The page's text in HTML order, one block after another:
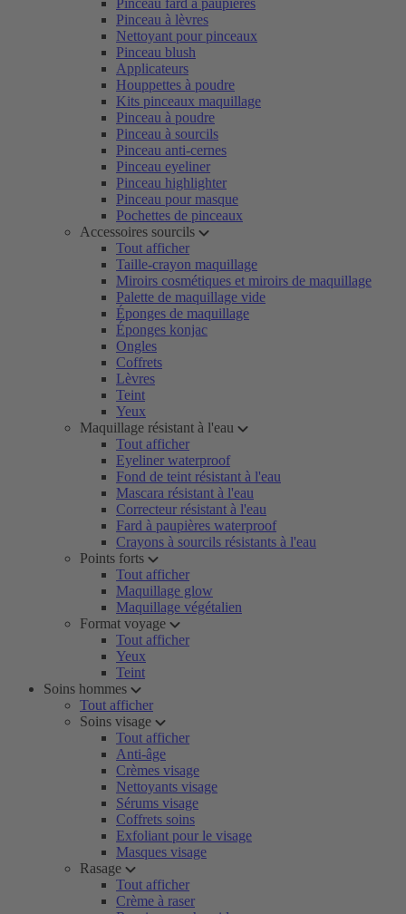
Pinceau fard à paupières
Pinceau à lèvres
Nettoyant pour pinceaux
Pinceau blush
Applicateurs
Houppettes à poudre
Kits pinceaux maquillage
Pinceau à poudre
Pinceau à sourcils
Pinceau anti-cernes
Pinceau eyeliner
Pinceau highlighter
Pinceau pour masque
Pochettes de pinceaux
Accessoires sourcils
Tout afficher
Taille-crayon maquillage
Miroirs cosmétiques et miroirs de maquillage
Palette de maquillage vide
Éponges de maquillage
Éponges konjac
Ongles
Coffrets
Lèvres
Teint
Yeux
Maquillage résistant à l'eau
Tout afficher
Eyeliner waterproof
Fond de teint résistant à l'eau
Mascara résistant à l'eau
Correcteur résistant à l'eau
Fard à paupières waterproof
Crayons à sourcils résistants à l'eau
Points forts
Tout afficher
Maquillage glow
Maquillage végétalien
Format voyage
Tout afficher
Yeux
Teint
Soins hommes
Tout afficher
Soins visage
Tout afficher
Anti-âge
Crèmes visage
Nettoyants visage
Sérums visage
Coffrets soins
Exfoliant pour le visage
Masques visage
Rasage
Tout afficher
Crème à raser